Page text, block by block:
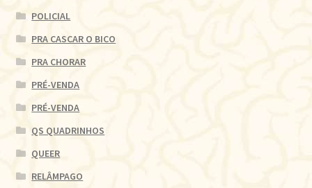
POLICIAL
PRA CASCAR O BICO
PRA CHORAR
PRÉ-VENDA
PRÉ-VENDA
QS QUADRINHOS
QUEER
RELÂMPAGO